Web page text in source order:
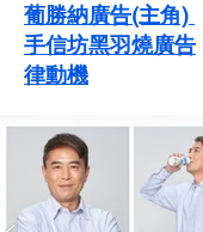
葡勝納廣告(主角)
手信坊黑羽燒廣告
​​律動機